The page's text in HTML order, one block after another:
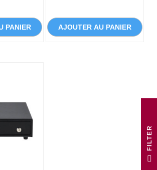
PANIER AJOUTER AU PANIER
R